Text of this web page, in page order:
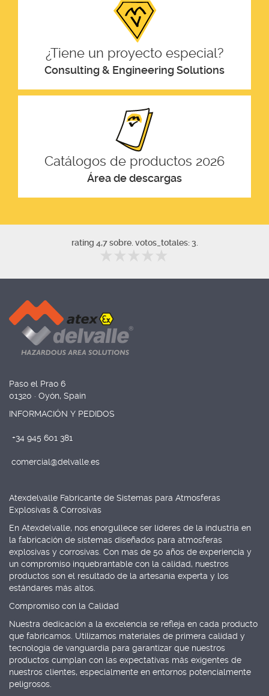
¿Tiene un proyecto especial?
Consulting & Engineering Solutions
Catálogos de productos 2026
Área de descargas
rating 4,7 sobre. votos_totales: 3.
Paso el Prao 6
01320 · Oyón, Spain
INFORMACIÓN Y PEDIDOS
+34 945 601 381
comercial@delvalle.es
Atexdelvalle Fabricante de Sistemas para Atmosferas
Explosivas & Corrosivas
En Atexdelvalle, nos enorgullece ser líderes de la industria en
la fabricación de sistemas diseñados para atmosferas
explosivas y corrosivas. Con mas de 50 años de experiencia y
un compromiso inquebrantable con la calidad, nuestros
productos son el resultado de la artesanía experta y los
estándares más altos.
Compromiso con la Calidad
Nuestra dedicación a la excelencia se refleja en cada producto
que fabricamos. Utilizamos materiales de primera calidad y
tecnología de vanguardia para garantizar que nuestros
productos cumplan con las expectativas más exigentes de
nuestros clientes, especialmente en entornos potencialmente
peligrosos.